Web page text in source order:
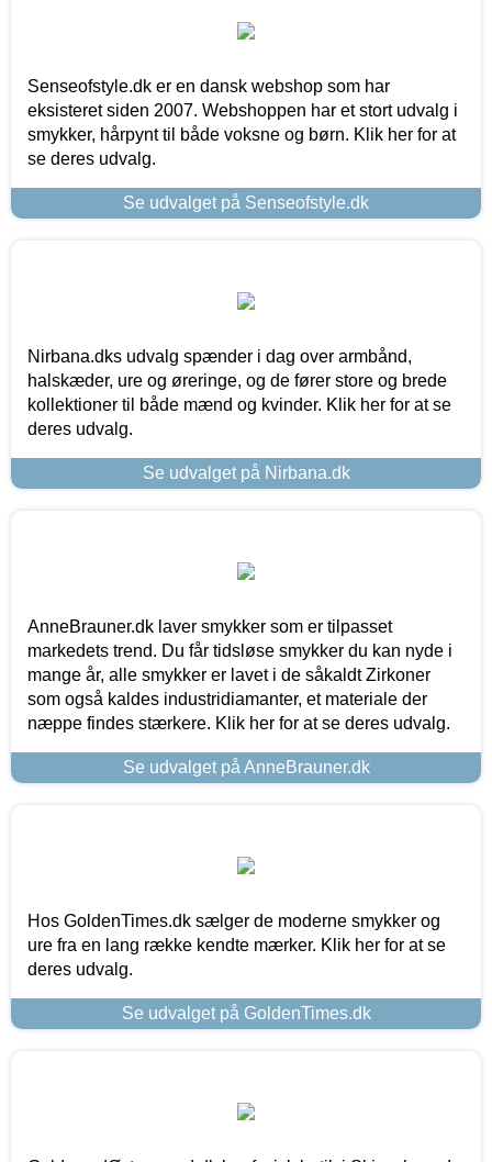
Senseofstyle.dk er en dansk webshop som har
eksisteret siden 2007. Webshoppen har et stort udvalg i
smykker, hårpynt til både voksne og børn. Klik her for at
se deres udvalg.
Se udvalget på Senseofstyle.dk
Nirbana.dks udvalg spænder i dag over armbånd,
halskæder, ure og øreringe, og de fører store og brede
kollektioner til både mænd og kvinder. Klik her for at se
deres udvalg.
Se udvalget på Nirbana.dk
AnneBrauner.dk laver smykker som er tilpasset
markedets trend. Du får tidsløse smykker du kan nyde i
mange år, alle smykker er lavet i de såkaldt Zirkoner
som også kaldes industridiamanter, et materiale der
næppe findes stærkere. Klik her for at se deres udvalg.
Se udvalget på AnneBrauner.dk
Hos GoldenTimes.dk sælger de moderne smykker og
ure fra en lang række kendte mærker. Klik her for at se
deres udvalg.
Se udvalget på GoldenTimes.dk